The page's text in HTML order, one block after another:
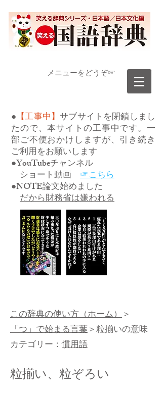
​メニューをどうぞ☞
● 【工事中】サブサイトを閉鎖しまし
たので、本サイトの工事中です。一
部ご不便おかけしますが、引き続き
ご利用をお願いします
●YouTubeチャンネル
ショート動画 ☞こちら
●NOTE論文始めました
だから財務省は嫌われる
この辞典の使い方（ホーム）＞
「つ」で始まる言葉＞粒揃いの意味
カテゴリー：慣用語
粒揃い、粒ぞろい